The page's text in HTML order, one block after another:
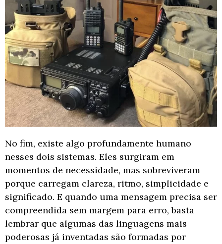
No fim, existe algo profundamente humano
nesses dois sistemas. Eles surgiram em
momentos de necessidade, mas sobreviveram
porque carregam clareza, ritmo, simplicidade e
significado. E quando uma mensagem precisa ser
compreendida sem margem para erro, basta
lembrar que algumas das linguagens mais
poderosas já inventadas são formadas por